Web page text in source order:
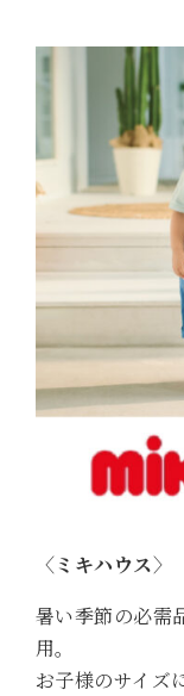
〈ミキハウス〉
暑い季節の必需
用。
お子様のサイズ